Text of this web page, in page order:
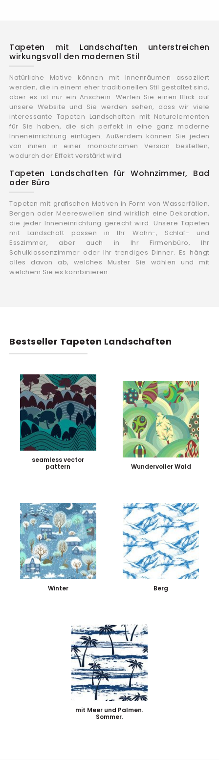
Tapeten mit Landschaften unterstreichen
wirkungsvoll den modernen Stil
Natürliche Motive können mit Innenräumen assoziiert
werden, die in einem eher traditionellen Stil gestaltet sind,
aber es ist nur ein Anschein. Werfen Sie einen Blick auf
unsere Website und Sie werden sehen, dass wir viele
interessante Tapeten Landschaften mit Naturelementen
für Sie haben, die sich perfekt in eine ganz moderne
Inneneinrichtung einfügen. Außerdem können Sie jeden
von ihnen in einer monochromen Version bestellen,
wodurch der Effekt verstärkt wird.
Tapeten Landschaften für Wohnzimmer, Bad
oder Büro
Tapeten mit grafischen Motiven in Form von Wasserfällen,
Bergen oder Meereswellen sind wirklich eine Dekoration,
die jeder Inneneinrichtung gerecht wird. Unsere Tapeten
mit Landschaft passen in Ihr Wohn-, Schlaf- und
Esszimmer, aber auch in Ihr Firmenbüro, Ihr
Schulklassenzimmer oder Ihr trendiges Dinner. Es hängt
alles davon ab, welches Muster Sie wählen und mit
welchem Sie es kombinieren.
Bestseller Tapeten Landschaften
seamless vector
pattern
Wundervoller Wald
Winter Berg
mit Meer und Palmen.
Sommer.